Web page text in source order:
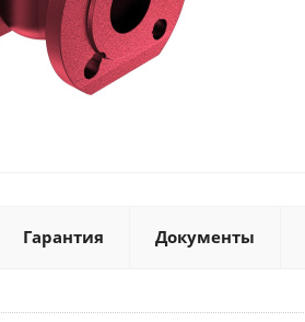
Гарантия Документы